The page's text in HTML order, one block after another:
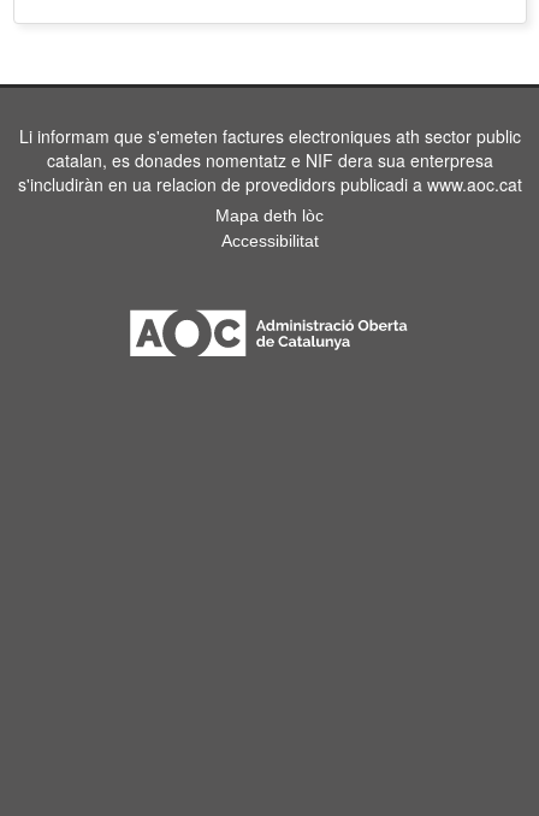
Li informam que s'emeten factures electroniques ath sector public
catalan, es donades nomentatz e NIF dera sua enterpresa
s'includiràn en ua relacion de provedidors publicadi a www.aoc.cat
Mapa deth lòc
Accessibilitat